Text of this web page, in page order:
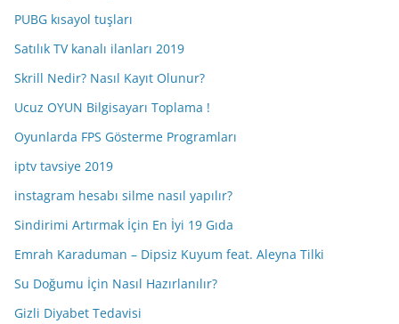
PUBG kısayol tuşları
Satılık TV kanalı ilanları 2019
Skrill Nedir? Nasıl Kayıt Olunur?
Ucuz OYUN Bilgisayarı Toplama !
Oyunlarda FPS Gösterme Programları
iptv tavsiye 2019
instagram hesabı silme nasıl yapılır?
Sindirimi Artırmak İçin En İyi 19 Gıda
Emrah Karaduman – Dipsiz Kuyum feat. Aleyna Tilki
Su Doğumu İçin Nasıl Hazırlanılır?
Gizli Diyabet Tedavisi